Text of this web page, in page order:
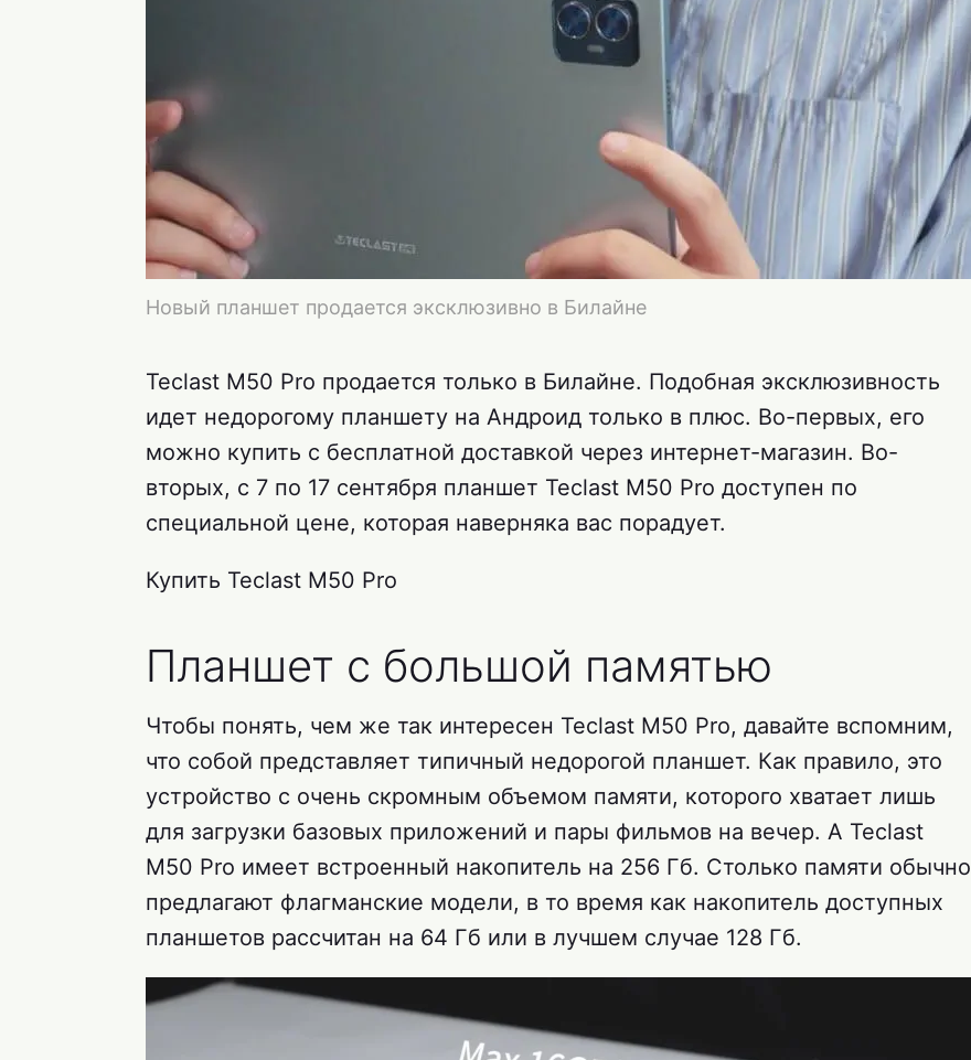
Новый планшет продается эксклюзивно в Билайне
Teclast M50 Pro продается только в Билайне. Подобная эксклюзивность
идет недорогому планшету на Андроид только в плюс. Во-первых, его
можно купить с бесплатной доставкой через интернет-магазин. Во-
вторых, с 7 по 17 сентября планшет Teclast M50 Pro доступен по
специальной цене, которая наверняка вас порадует.
Купить Teclast M50 Pro
Планшет с большой памятью
Чтобы понять, чем же так интересен Teclast M50 Pro, давайте вспомним,
что собой представляет типичный недорогой планшет. Как правило, это
устройство с очень скромным объемом памяти, которого хватает лишь
для загрузки базовых приложений и пары фильмов на вечер. А Teclast
M50 Pro имеет встроенный накопитель на 256 Гб. Столько памяти обычно
предлагают флагманские модели, в то время как накопитель доступных
планшетов рассчитан на 64 Гб или в лучшем случае 128 Гб.